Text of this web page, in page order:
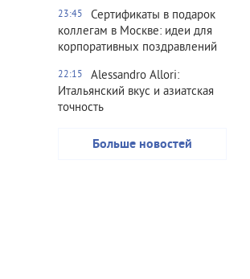
23:45
Сертификаты в подарок
коллегам в Москве: идеи для
корпоративных поздравлений
22:15
Alessandro Allori:
Итальянский вкус и азиатская
точность
Больше новостей